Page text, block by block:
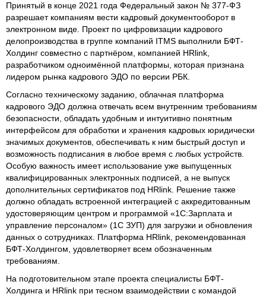
Принятый в конце 2021 года Федеральный закон № 377-ФЗ
разрешает компаниям вести кадровый документооборот в
электронном виде. Проект по цифровизации кадрового
делопроизводства в группе компаний ITMS выполнили БФТ-
Холдинг совместно с партнёром, компанией HRlink,
разработчиком одноимённой платформы, которая признана
лидером рынка кадрового ЭДО по версии РБК.
Согласно техническому заданию, облачная платформа
кадрового ЭДО должна отвечать всем внутренним требованиям
безопасности, обладать удобным и интуитивно понятным
интерфейсом для обработки и хранения кадровых юридически
значимых документов, обеспечивать к ним быстрый доступ и
возможность подписания в любое время с любых устройств.
Особую важность имеет использование уже выпущенных
квалифицированных электронных подписей, а не выпуск
дополнительных сертификатов под HRlink. Решение также
должно обладать встроенной интеграцией с аккредитованным
удостоверяющим центром и программой «1С:Зарплата и
управление персоналом» (1С ЗУП) для загрузки и обновления
данных о сотрудниках. Платформа HRlink, рекомендованная
БФТ-Холдингом, удовлетворяет всем обозначенным
требованиям.
На подготовительном этапе проекта специалисты БФТ-
Холдинга и HRlink при тесном взаимодействии с командой